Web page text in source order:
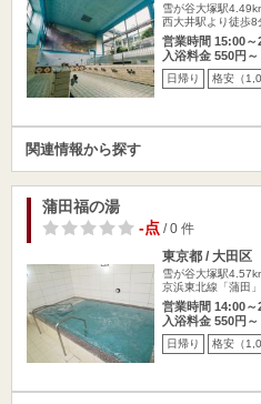
雪が谷大塚駅
西大井駅より徒歩
営業時間 15:00～
入浴料金 550円～
日帰り 格安（
関連情報から探す
蒲田福の湯
-点/ 0 件
東京都 / 大田区
雪が谷大塚駅
京浜東北線「蒲田
営業時間 14:00～
入浴料金 550円～
日帰り 格安（